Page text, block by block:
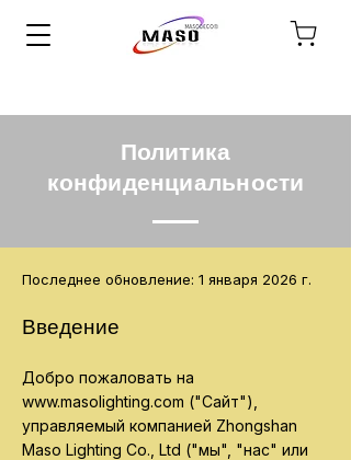
Политика
конфиденциальности
Последнее обновление: 1 января 2026 г.
Введение
Добро пожаловать на
www.masolighting.com ("Сайт"),
управляемый компанией Zhongshan
Maso Lighting Co., Ltd ("мы", "нас" или